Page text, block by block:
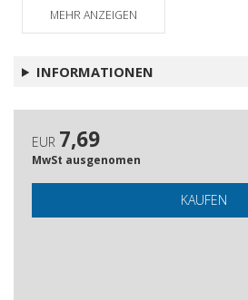
Abstracts
MEHR ANZEIGEN
INFORMATIONEN
EUR 7,69
MwSt ausgenomen
KAUFEN